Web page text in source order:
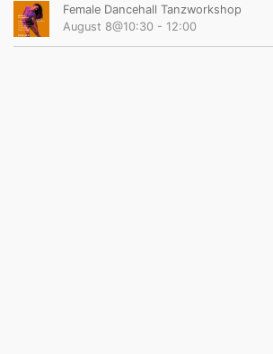
Female Dancehall Tanzworkshop
August 8@10:30 - 12:00